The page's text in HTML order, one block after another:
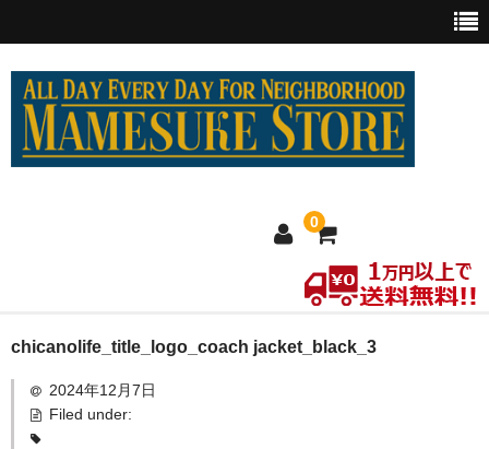
0
ホーム
MEXICO買い付け
新商品
chicanolife_title_logo_coach jacket_black_3
2024年12月7日
Filed under: